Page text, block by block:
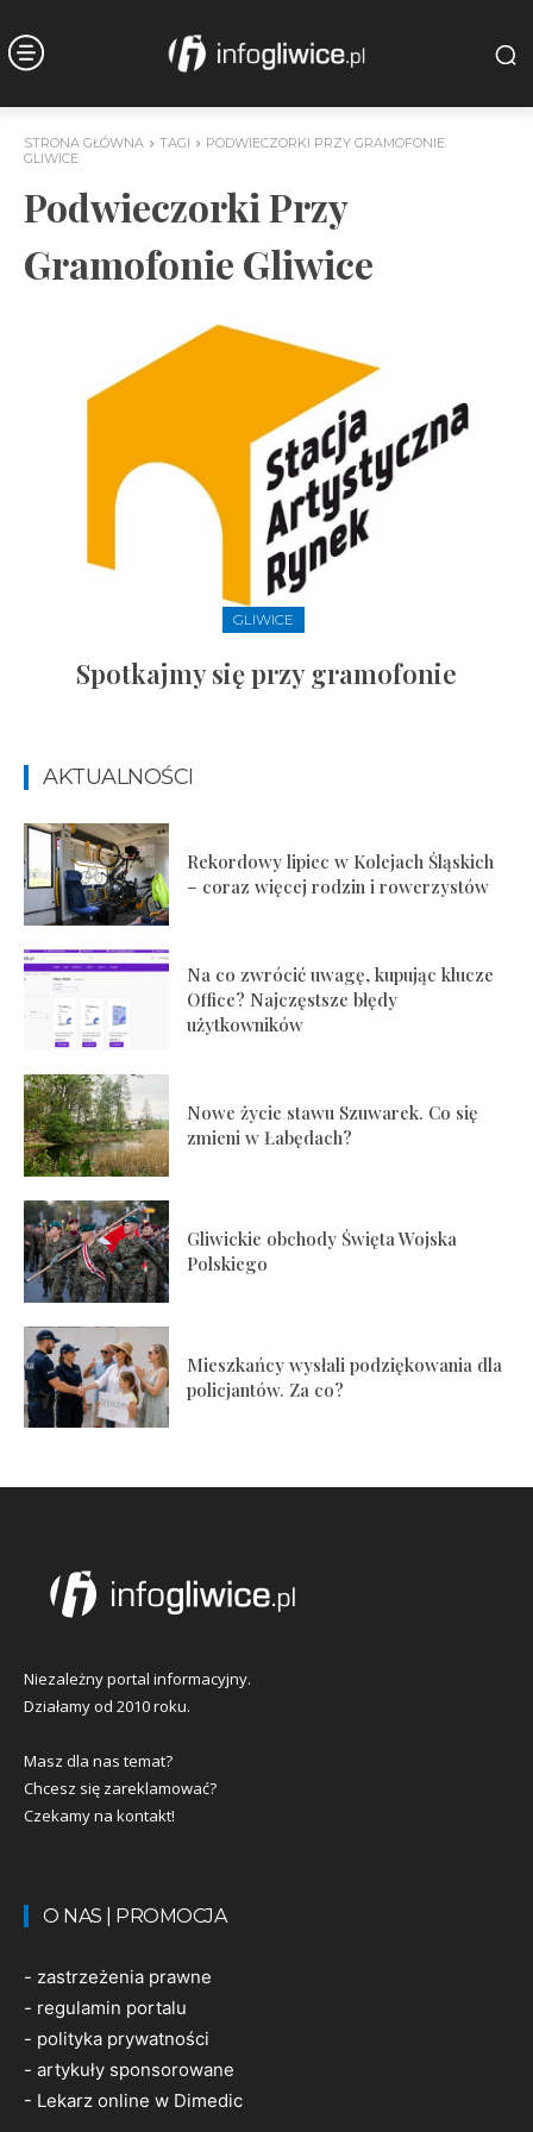
STRONA GŁÓWNA TAGI
PODWIECZORKI PRZY GRAMOFONIE
GLIWICE
Podwieczorki Przy
Gramofonie Gliwice
GLIWICE
Spotkajmy się przy gramofonie
AKTUALNOŚCI
Rekordowy lipiec w Kolejach Śląskich
– coraz więcej rodzin i rowerzystów
Na co zwrócić uwagę, kupując klucze
Office? Najczęstsze błędy
użytkowników
Nowe życie stawu Szuwarek. Co się
zmieni w Łabędach?
Gliwickie obchody Święta Wojska
Polskiego
Mieszkańcy wysłali podziękowania dla
policjantów. Za co?
Niezależny portal informacyjny.
Działamy od 2010 roku.
Masz dla nas temat?
Chcesz się zareklamować?
Czekamy na kontakt!
O NAS | PROMOCJA
- zastrzeżenia prawne
- regulamin portalu
- polityka prywatności
- artykuły sponsorowane
- Lekarz online w Dimedic